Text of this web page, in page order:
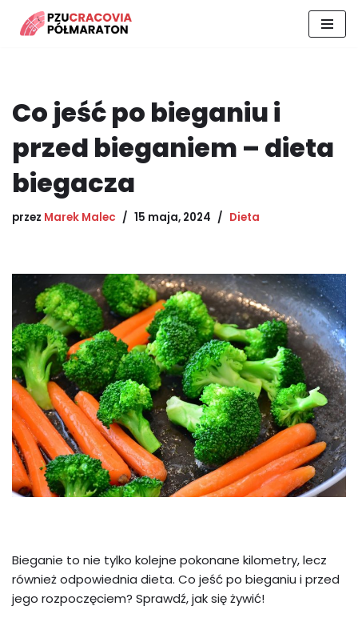
Co jeść po bieganiu i
przed bieganiem – dieta
biegacza
przez Marek Malec 15 maja, 2024 Dieta
Bieganie to nie tylko kolejne pokonane kilometry, lecz
również odpowiednia dieta. Co jeść po bieganiu i przed
jego rozpoczęciem? Sprawdź, jak się żywić!